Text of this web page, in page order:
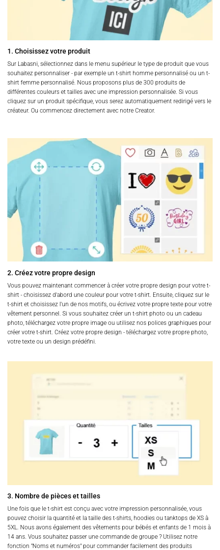
produit
1. Choisissez votre produit
Sur Labasni, sélectionnez dans le menu supérieur le type de produit que vous
souhaitez personnaliser - par exemple un t-shirt homme personnalisé ou un t-
shirt femme personnalisé. Nous proposons plus de 300 produits de
différentes couleurs et tailles avec une impression personnalisée. Si vous
cliquez sur un produit spécifique, vous serez automatiquement redirigé vers le
créateur. Ou commencez directement avec notre Creator.
2. Créez votre propre design
Vous pouvez maintenant commencer à créer votre propre design pour votre t-
shirt - choisissez d'abord une couleur pour votre t-shirt. Ensuite, cliquez sur le
t-shirt et choisissez l'un de nos motifs, ou écrivez votre propre texte pour votre
vêtement personnel. Si vous souhaitez créer un t-shirt photo ou un cadeau
photo, téléchargez votre propre image ou utilisez nos polices graphiques pour
créer votre t-shirt. Créez votre propre design - téléchargez votre propre photo,
votre texte ou un design prédéfini.
3. Nombre de pièces et tailles
Une fois que le t-shirt est conçu avec votre impression personnalisée, vous
pouvez choisir la quantité et la taille des t-shirts, hoodies ou tanktops de XS à
5XL. Nous avons également des vêtements pour bébés et enfants de 1 mois à
14 ans. Vous souhaitez passer une commande de groupe ? Utilisez notre
fonction "Noms et numéros" pour commander facilement des produits